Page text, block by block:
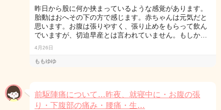
昨日から股に何か挟まっているような感覚があります。
胎動はおへその下の方で感じます。赤ちゃんは元気だと
思います。お腹は張りやすく、張り止めをもらって飲ん
でいますが、切迫早産とは言われていません。もしか…
4月26日
ももゆゆ
前駆陣痛について…昨夜、就寝中に・お腹の張
り・下腹部の痛み・腰痛・生…